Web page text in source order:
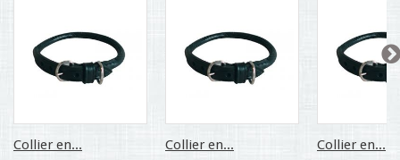
Collier en... Collier en... Collier en...